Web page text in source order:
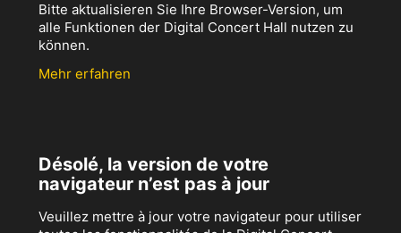
Bitte aktualisieren Sie Ihre Browser-Version, um
alle Funktionen der Digital Concert Hall nutzen zu
können.
Mehr erfahren
Désolé, la version de votre
navigateur n’est pas à jour
Veuillez mettre à jour votre navigateur pour utiliser